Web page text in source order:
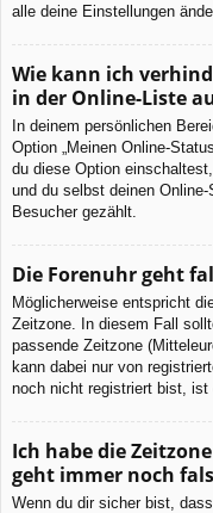
alle deine Einstellungen
Wie kann ich
in der Online-Liste
In deinem persönlichen
Option „Meinen Online-
du diese Option
und du selbst deinen
Besucher gezählt.
Die Forenuhr geht
Möglicherweise entspricht
Zeitzone. In diesem Fall
passende Zeitzone
kann dabei nur von
noch nicht registriert bist, ist
Ich habe die
geht immer noch
Wenn du dir sicher bist,